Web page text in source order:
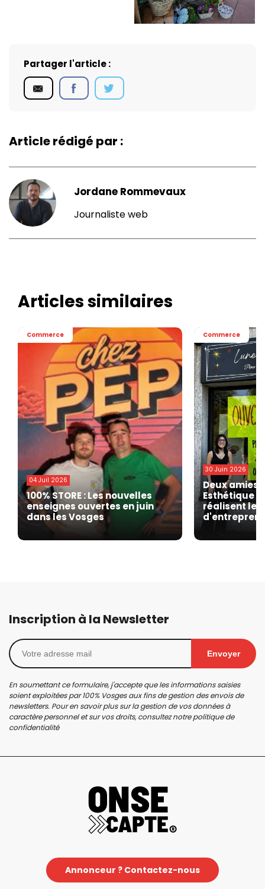
Partager l'article :
Article rédigé par :
Jordane Rommevaux
Journaliste web
Articles similaires
Commerce
04 Juil 2026
100% STORE : Les nouvelles
enseignes ouvertes en juin
dans les Vosges
Commerce
30 Juin 2026
Deux amies
Esthétique »
réalisent
Inscription à la Newsletter
Envoyer
En soumettant ce formulaire, j'accepte que les informations saisies
soient exploitées par 100% Vosges aux fins de gestion des envois de
newsletters. Pour en savoir plus sur la gestion de vos données à
caractère personnel et sur vos droits, consultez notrepolitique de
confidentialité
Annonceur ? Contactez-nous